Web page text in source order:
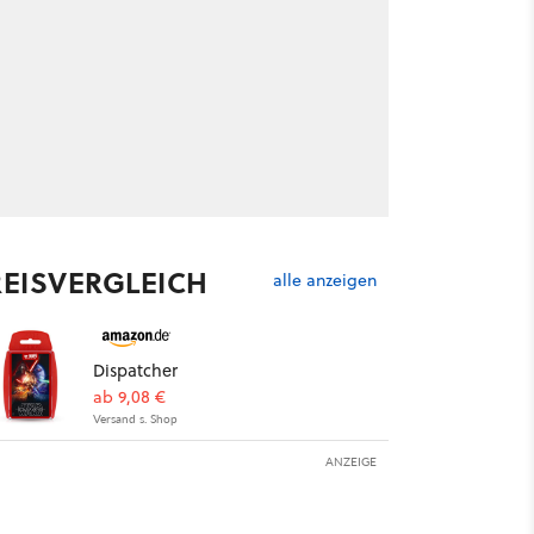
alle anzeigen
Dispatcher
ab 9,08 €
Versand s. Shop
ANZEIGE